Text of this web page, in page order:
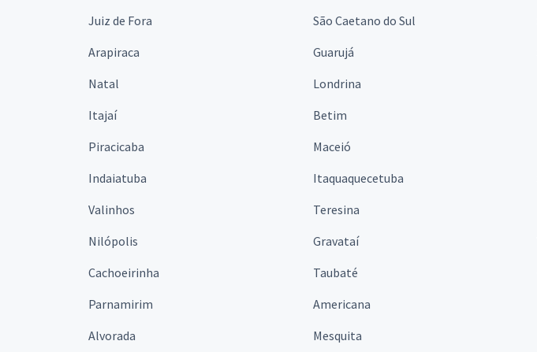
Juiz de Fora
São Caetano do Sul
Arapiraca
Guarujá
Natal
Londrina
Itajaí
Betim
Piracicaba
Maceió
Indaiatuba
Itaquaquecetuba
Valinhos
Teresina
Nilópolis
Gravataí
Cachoeirinha
Taubaté
Parnamirim
Americana
Alvorada
Mesquita